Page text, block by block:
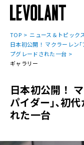
TOP
ニュース＆トピック
日本初公開！ マクラーレン
プグレードされた一台
ギャラリー
日本初公開！
パイダー｣､初
れた一台